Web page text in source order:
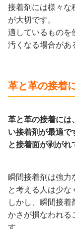
接着剤には様々な
が大切です。
適しているものを
汚くなる場合があ
革と革の接着
革と革の接着には
い接着剤が最適で
と接着面が剥がれ
瞬間接着剤は強力
と考える人は少な
しかし、瞬間接
かさが損なわれる
す。